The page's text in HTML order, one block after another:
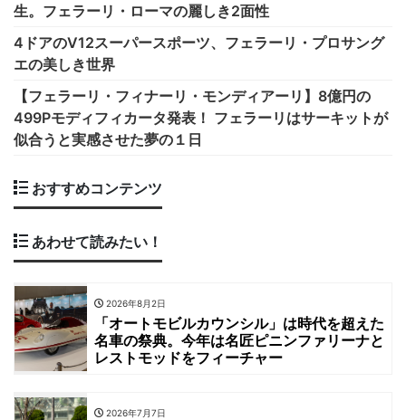
生。フェラーリ・ローマの麗しき2面性
4ドアのV12スーパースポーツ、フェラーリ・プロサング
エの美しき世界
【フェラーリ・フィナーリ・モンディアーリ】8億円の
499Pモディフィカータ発表！ フェラーリはサーキットが
似合うと実感させた夢の１日
おすすめコンテンツ
あわせて読みたい！
2026年8月2日
「オートモビルカウンシル」は時代を超えた
名車の祭典。今年は名匠ピニンファリーナと
レストモッドをフィーチャー
2026年7月7日